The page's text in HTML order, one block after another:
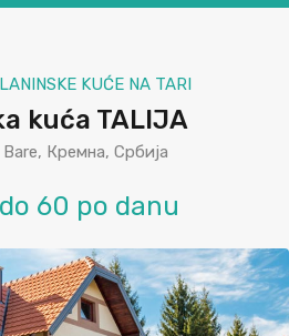
KUĆE NA TARI
kuća TALIJA
Кремна, Србија
60 po danu